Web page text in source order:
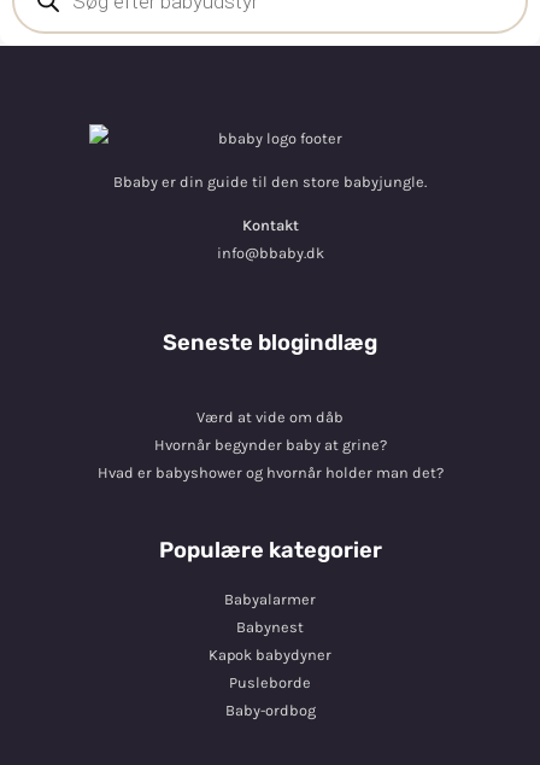
Bbaby er din guide til den store babyjungle.
Kontakt
info@bbaby.dk
Seneste blogindlæg
Værd at vide om dåb
Hvornår begynder baby at grine?
Hvad er babyshower og hvornår holder man det?
Populære kategorier
Babyalarmer
Babynest
Kapok babydyner
Pusleborde
Baby-ordbog